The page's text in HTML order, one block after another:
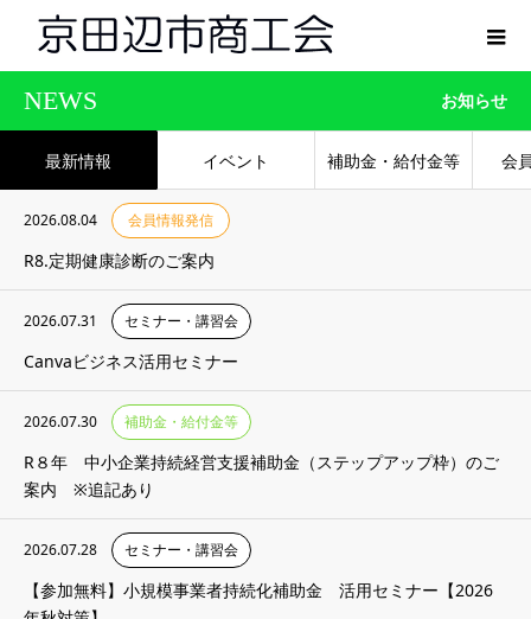
NEWS お知らせ
最新情報 イベント 補助金・給付金等 会
2026.08.04 会員情報発信
R8.定期健康診断のご案内
2026.07.31 セミナー・講習会
Canvaビジネス活用セミナー
2026.07.30 補助金・給付金等
R８年 中小企業持続経営支援補助金（ステップアップ枠）のご
案内 ※追記あり
2026.07.28 セミナー・講習会
【参加無料】小規模事業者持続化補助金 活用セミナー【2026